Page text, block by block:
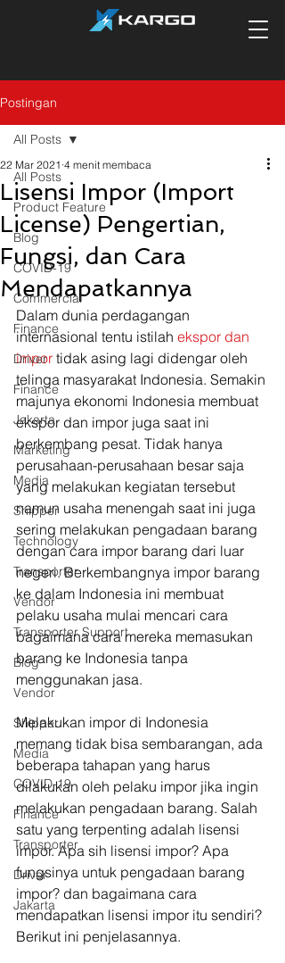
Postingan
All Posts
Product Feature
Blog
COVID-19
Commercial
Finance
Driver
Finance
Jakarta
Marketing
Media
Shipper
Technology
Transporter
Vendor
Transporter Support
Blog
Vendor
Shipper
Media
COVID-19
Finance
Transporter
Driver
Jakarta
All Posts
Lisensi Impor (Import
License) Pengertian,
Fungsi, dan Cara
Mendapatkannya
22 Mar 2021 4 menit membaca
Dalam dunia perdagangan
internasional tentu istilah ekspor dan
impor tidak asing lagi didengar oleh
telinga masyarakat Indonesia. Semakin
majunya ekonomi Indonesia membuat
ekspor dan impor juga saat ini
berkembang pesat. Tidak hanya
perusahaan-perusahaan besar saja
yang melakukan kegiatan tersebut
namun usaha menengah saat ini juga
sering melakukan pengadaan barang
dengan cara impor barang dari luar
negeri. Berkembangnya impor barang
ke dalam Indonesia ini membuat
pelaku usaha mulai mencari cara
bagaimana cara mereka memasukan
barang ke Indonesia tanpa
menggunakan jasa.
Melakukan impor di Indonesia
memang tidak bisa sembarangan, ada
beberapa tahapan yang harus
dilakukan oleh pelaku impor jika ingin
melakukan pengadaan barang. Salah
satu yang terpenting adalah lisensi
impor. Apa sih lisensi impor? Apa
fungsinya untuk pengadaan barang
impor? dan bagaimana cara
mendapatkan lisensi impor itu sendiri?
Berikut ini penjelasannya.